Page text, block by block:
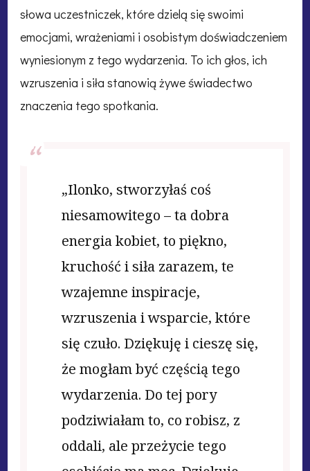
słowa uczestniczek, które dzielą się swoimi
emocjami, wrażeniami i osobistym doświadczeniem
wyniesionym z tego wydarzenia. To ich głos, ich
wzruszenia i siła stanowią żywe świadectwo
znaczenia tego spotkania.
„Ilonko, stworzyłaś coś
niesamowitego – ta dobra
energia kobiet, to piękno,
kruchość i siła zarazem, te
wzajemne inspiracje,
wzruszenia i wsparcie, które
się czuło. Dziękuję i cieszę się,
że mogłam być częścią tego
wydarzenia. Do tej pory
podziwiałam to, co robisz, z
oddali, ale przeżycie tego